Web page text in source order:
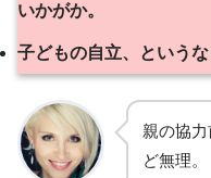
いかがか。
子どもの自立、という
親の協
ど無理。